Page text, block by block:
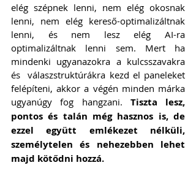
elég szépnek lenni, nem elég okosnak
lenni, nem elég kereső-optimalizáltnak
lenni, és nem lesz elég AI-ra
optimalizáltnak lenni sem. Mert ha
mindenki ugyanazokra a kulcsszavakra
és  válaszstruktúrákra kezd el paneleket
felépíteni, akkor a végén minden márka
ugyanúgy fog hangzani. Tiszta lesz,
pontos és talán még hasznos is, de
ezzel együtt emlékezet nélküli,
személytelen és nehezebben lehet
majd kötődni hozzá.